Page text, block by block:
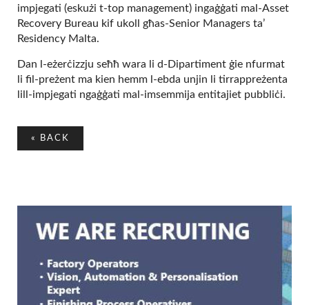
impjegati (eskużi t-top management) ingaġġati mal-Asset
Recovery Bureau kif ukoll għas-Senior Managers ta’
Residency Malta.
Dan l-eżerċizzju seħħ wara li d-Dipartiment ġie nfurmat
li fil-preżent ma kien hemm l-ebda unjin li tirrappreżenta
lill-impjegati ngaġġati mal-imsemmija entitajiet pubbliċi.
« BACK